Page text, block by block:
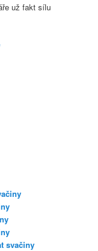
už fakt sílu
svačiny